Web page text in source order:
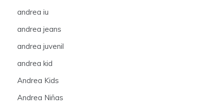
andrea iu
andrea jeans
andrea juvenil
andrea kid
Andrea Kids
Andrea Niñas